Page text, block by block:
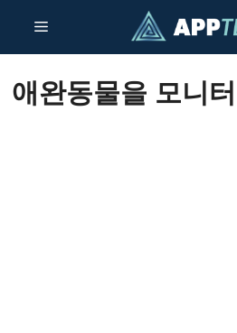
츠
너
메
뉴
애완동물을 모니